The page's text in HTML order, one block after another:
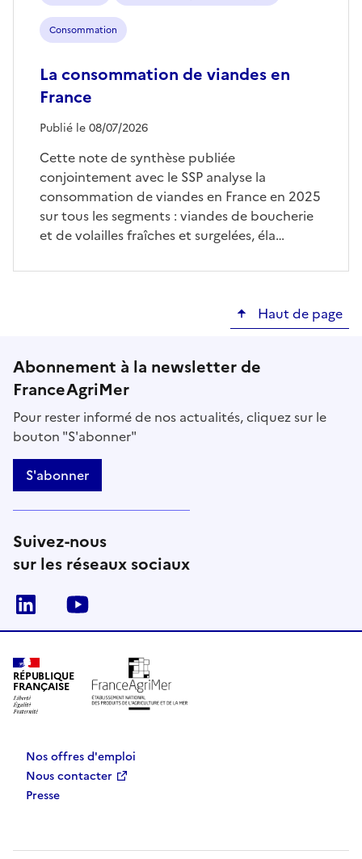
Consommation
La consommation de viandes en
France
Publié le 08/07/2026
Cette note de synthèse publiée
conjointement avec le SSP analyse la
consommation de viandes en France en 2025
sur tous les segments : viandes de boucherie
et de volailles fraîches et surgelées, éla…
Haut de page
Abonnement à la newsletter de
FranceAgriMer
Pour rester informé de nos actualités, cliquez sur le
bouton "S'abonner"
S'abonner
Suivez-nous
sur les réseaux sociaux
Linkedin
RÉPUBLIQUE
FRANÇAISE
Nos offres d'emploi
Nous contacter
Presse